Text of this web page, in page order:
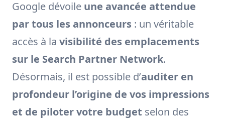
Google dévoile une avancée attendue
par tous les annonceurs : un véritable
accès à la visibilité des emplacements
sur le Search Partner Network.
Désormais, il est possible d’auditer en
profondeur l’origine de vos impressions
et de piloter votre budget selon des